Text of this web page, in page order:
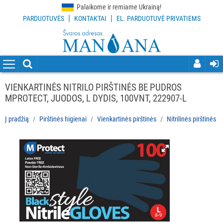
Palaikome ir remiame Ukrainą!
PARDUOTUVĖS | KONTAKTAI | EL. PARDUOTUVĖ PRIVATIEMS
VALYMO
PRIEMONĖS
VALYMO
APSAUGOS
PRIEMONĖS
PIRŠTINĖS
HIGIENAI
Vienkartinės
VIENKARTINĖS NITRILO PIRŠTINĖS BE PUDROS
MPROTECT, JUODOS, L DYDIS, 100VNT, 222907-L
Į pradžią Pirštinės higienai Vienkartinės pirštinės Nitrilinės pirštinės